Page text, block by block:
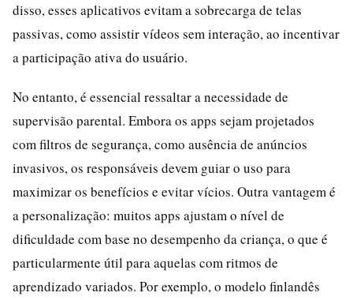
disso, esses aplicativos evitam a sobrecarga de telas
passivas, como assistir vídeos sem interação, ao incentivar
a participação ativa do usuário.
No entanto, é essencial ressaltar a necessidade de
supervisão parental. Embora os apps sejam projetados
com filtros de segurança, como ausência de anúncios
invasivos, os responsáveis devem guiar o uso para
maximizar os benefícios e evitar vícios. Outra vantagem é
a personalização: muitos apps ajustam o nível de
dificuldade com base no desempenho da criança, o que é
particularmente útil para aquelas com ritmos de
aprendizado variados. Por exemplo, o modelo finlandês